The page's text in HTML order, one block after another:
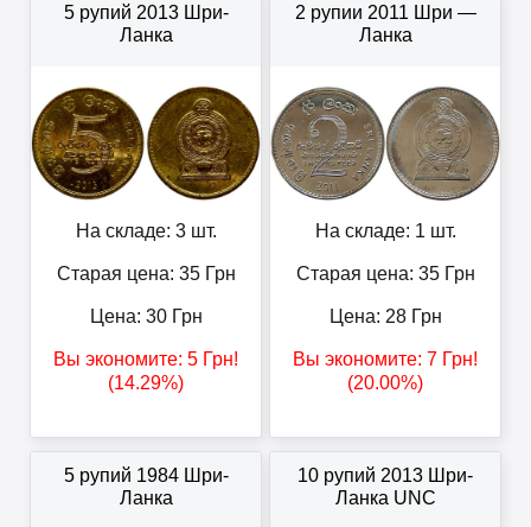
5 рупий 2013 Шри-
Ланка
На складе: 3 шт.
Старая цена: 35Грн
Цена: 30Грн
Вы экономите: 5 Грн!
(14.29%)
2 рупии 2011 Шри —
Ланка
На складе: 1 шт.
Старая цена: 35Грн
Цена: 28Грн
Вы экономите: 7 Грн!
(20.00%)
5 рупий 1984 Шри-
Ланка
10 рупий 2013 Шри-
Ланка UNC